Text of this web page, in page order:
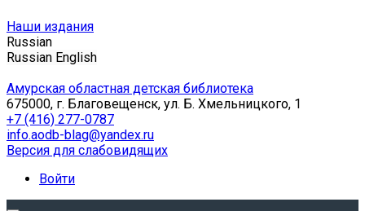
Наши издания
Russian
Russian English
Амурская областная детская библиотека
675000, г. Благовещенск, ул. Б. Хмельницкого, 1
+7 (416) 277-0787
info.aodb-blag@yandex.ru
Версия для слабовидящих
Войти